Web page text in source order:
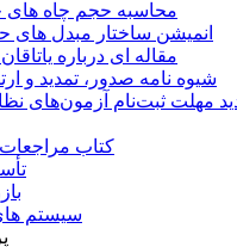
محاسبه حجم چاه های
انمیشن ساختار مبدل های
مقاله ای درباره
شیوه نامه صدور، تمدید و
مهلت ثبت‌نام آزمون‌های
کتاب
سیستم